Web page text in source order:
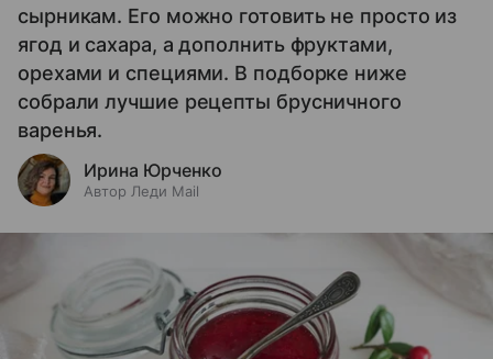
сырникам. Его можно готовить не просто из
ягод и сахара, а дополнить фруктами,
орехами и специями. В подборке ниже
собрали лучшие рецепты брусничного
варенья.
Ирина Юрченко
Автор Леди Mail